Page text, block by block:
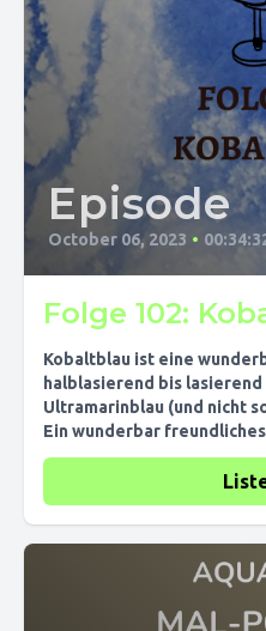
Episode
October 06, 2023 •
Folge 102:
Kobaltblau ist eine
halblasierend bis
Ultramarinblau (und nicht
Ein wunderbar